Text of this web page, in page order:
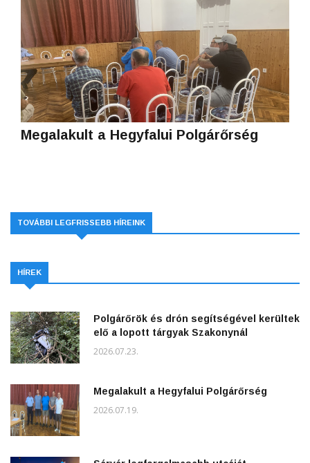
Megalakult a Hegyfalui Polgárőrség
TOVÁBBI LEGFRISSEBB HÍREINK
HÍREK
Polgárőrök és drón segítségével kerültek
elő a lopott tárgyak Szakonynál
2026.07.23.
Megalakult a Hegyfalui Polgárőrség
2026.07.19.